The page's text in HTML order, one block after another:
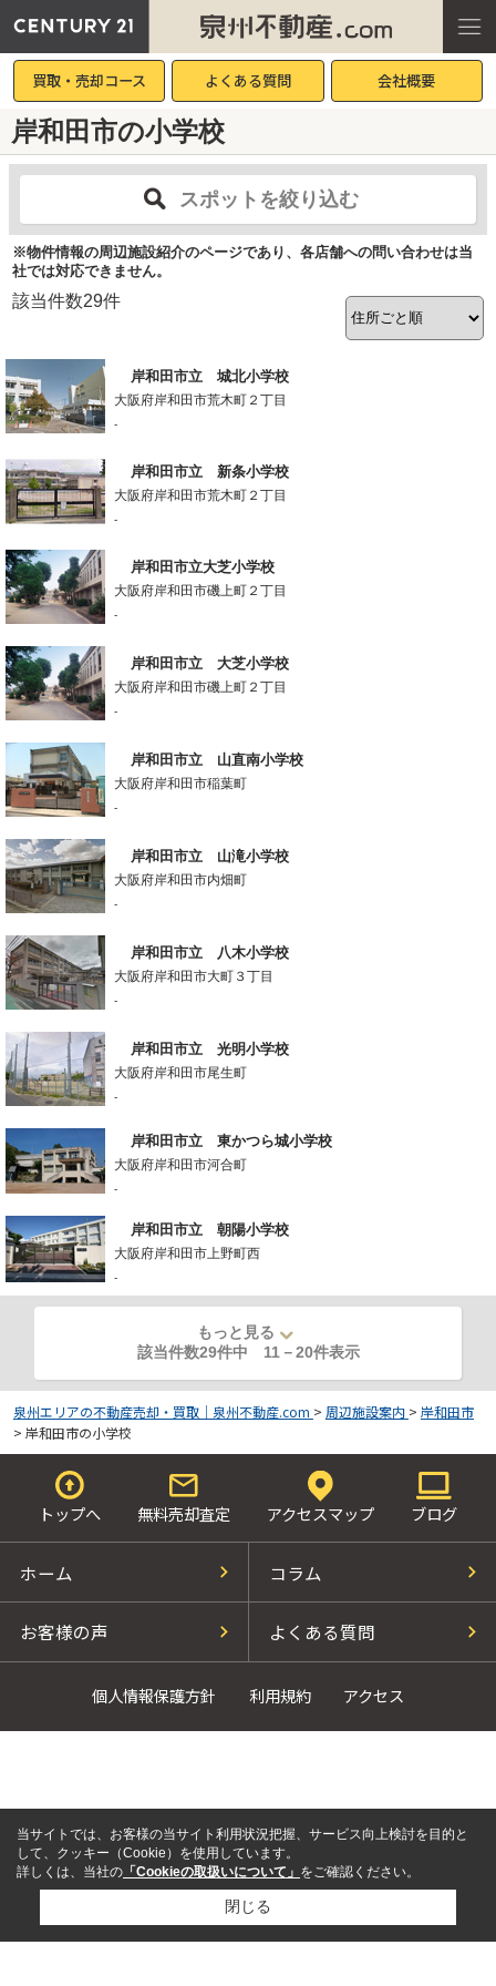
買取・売却コース よくある質問 会社概要
岸和田市の小学校
スポットを絞り込む
※物件情報の周辺施設紹介のページであり、各店舗への問い合わせは当
社では対応できません。
該当件数29件
岸和田市立 城北小学校
大阪府岸和田市荒木町２丁目
-
岸和田市立 新条小学校
大阪府岸和田市荒木町２丁目
-
岸和田市立大芝小学校
大阪府岸和田市磯上町２丁目
-
岸和田市立 大芝小学校
大阪府岸和田市磯上町２丁目
-
岸和田市立 山直南小学校
大阪府岸和田市稲葉町
-
岸和田市立 山滝小学校
大阪府岸和田市内畑町
-
岸和田市立 八木小学校
大阪府岸和田市大町３丁目
-
岸和田市立 光明小学校
大阪府岸和田市尾生町
-
岸和田市立 東かつら城小学校
大阪府岸和田市河合町
-
岸和田市立 朝陽小学校
大阪府岸和田市上野町西
-
もっと見る
該当件数29件中 11 －20件表示
泉州エリアの不動産売却・買取｜泉州不動産.com > 周辺施設案内 > 岸和田市
> 岸和田市の小学校
トップへ 無料売却査定 アクセスマップ ブログ
ホーム コラム
お客様の声 よくある質問
個人情報保護方針 利用規約 アクセス
当サイトでは、お客様の当サイト利用状況把握、サービス向上検討を目的と
して、クッキー（Cookie）を使用しています。
詳しくは、当社の 「Cookieの取扱いについて」 をご確認ください。
閉じる